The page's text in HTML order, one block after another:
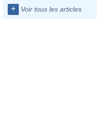
+ Voir tous les articles